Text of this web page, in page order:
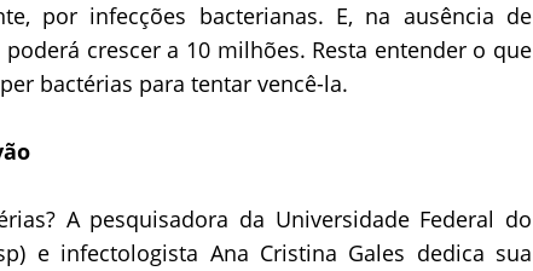
por infecções bacterianas. E, na ausência de
crescer a 10 milhões. Resta entender o que
bactérias para tentar vencê-la.
A pesquisadora da Universidade Federal do
e infectologista Ana Cristina Gales dedica sua